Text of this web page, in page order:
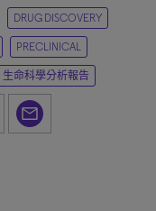
DRUG DISCOVERY
PRECLINICAL
生命科學分析報告